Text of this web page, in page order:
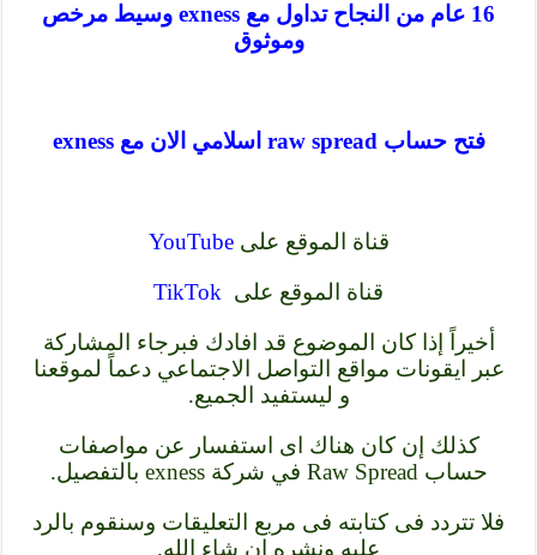
16 عام من النجاح تداول مع exness وسيط مرخص
وموثوق
فتح حساب raw spread اسلامي الان مع exness
قناة الموقع علىYouTube
قناة الموقع على TikTok
أخيراً إذا كان الموضوع قد افادك فبرجاء المشاركة
عبر ايقونات مواقع التواصل الاجتماعي دعماً لموقعنا
و ليستفيد الجميع.
كذلك إن كان هناك اى استفسار عن مواصفات
حساب Raw Spread في شركة exness بالتفصيل.
فلا تتردد فى كتابته فى مربع التعليقات وسنقوم بالرد
عليه ونشره ان شاء الله.